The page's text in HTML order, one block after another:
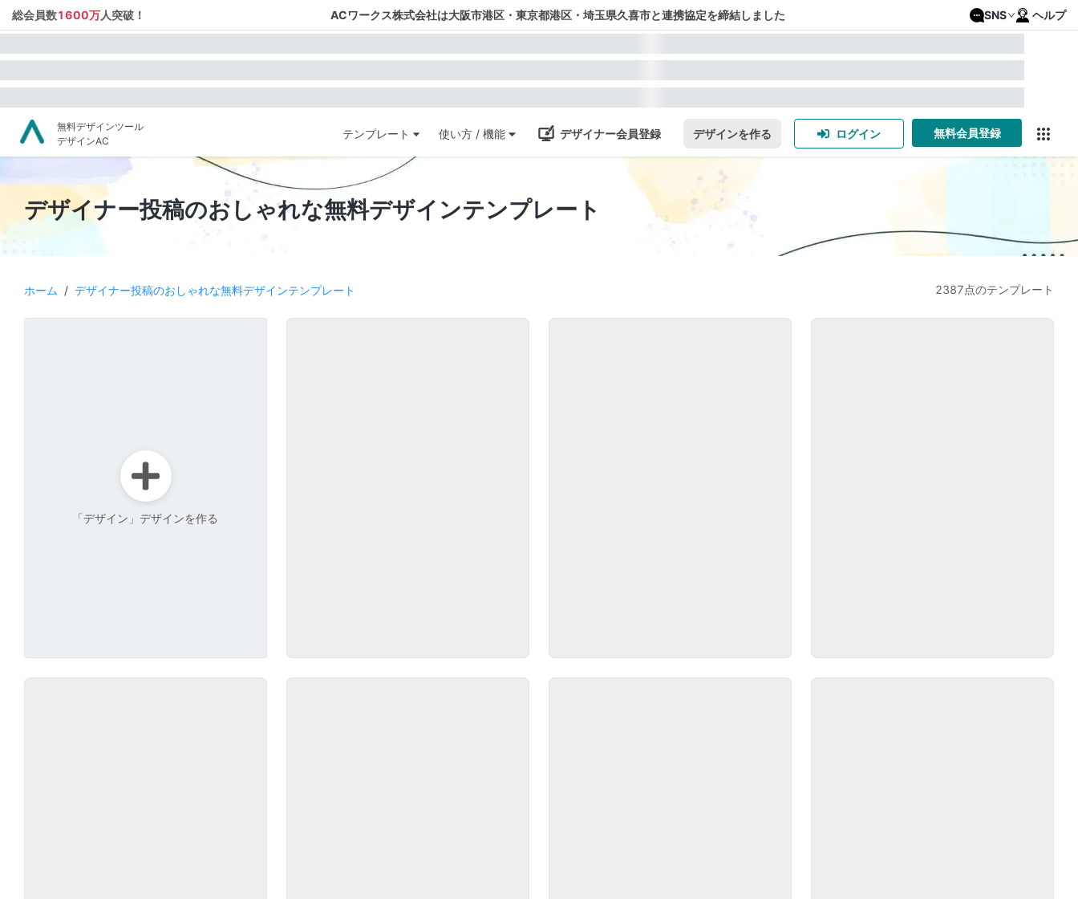
総会員数1600万人突破！ ACワークス株式会社は大阪市港区・東京都港区・埼玉県久喜市と連携協定を締結しました SNS ヘルプ
無料デザインツール
デザインAC
テンプレート 使い方 / 機能 デザイナー会員登録 デザインを作る ログイン 無料会員登録
デザイナー投稿のおしゃれな無料デザインテンプレート
ホーム / デザイナー投稿のおしゃれな無料デザインテンプレート 2387点のテンプレート
「デザイン」デザインを作る